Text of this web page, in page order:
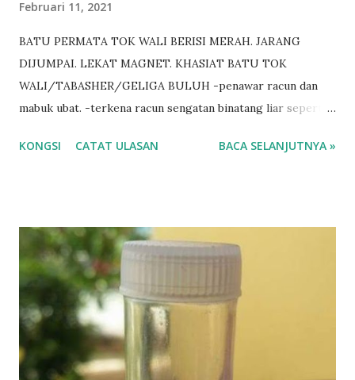
Februari 11, 2021
BATU PERMATA TOK WALI BERISI MERAH. JARANG
DIJUMPAI. LEKAT MAGNET. KHASIAT BATU TOK
WALI/TABASHER/GELIGA BULUH -penawar racun dan
mabuk ubat. -terkena racun sengatan binatang liar seperti
panas. -sakit gigi dan sakit perut atau muntah. -budak jadi
penggunaan batu wali. -baca al-fatihah 1 kali. -baca surah al-
ikhlas 3 kali. -selawat keatas nabi 7 kali dan hadiah kepada
Syeikh Wali Allah Abdul Kadir Jailani. - jika digigit
binatang berbisa, ambil batu itu dan letak pada tempat yang
digigit. BERMINAT? https://www.wasap.my/601158021266
KONGSI CATAT ULASAN BACA SELANJUTNYA »